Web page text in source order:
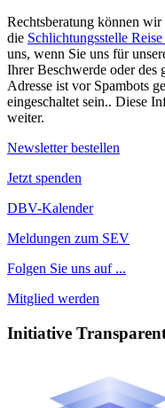
Rechtsberatung können
die Schlichtungsstelle
uns, wenn Sie uns für
Ihrer Beschwerde oder des
Adresse ist vor Spambots
eingeschaltet sein.. Diese
weiter.
Newsletter bestellen
Jetzt spenden
DBV-Kalender
Meldungen zum SEV
Folgen Sie uns auf ...
Mitglied werden
Initiative